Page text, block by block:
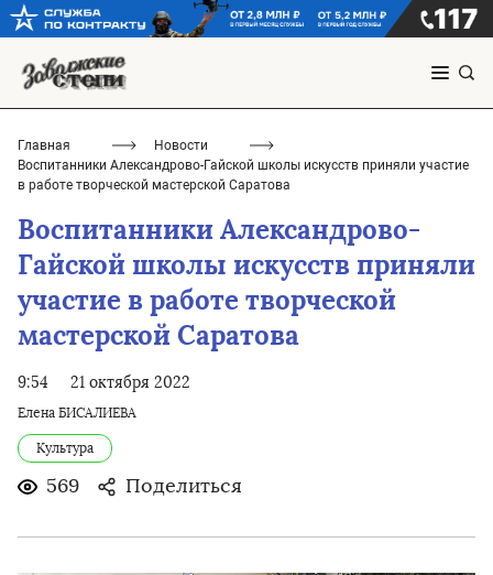
Главная
Новости
Воспитанники Александрово-Гайской школы искусств приняли участие
в работе творческой мастерской Саратова
Воспитанники Александрово-
Гайской школы искусств приняли
участие в работе творческой
мастерской Саратова
9:54 21 октября 2022
Елена БИСАЛИЕВА
Культура
569 Поделиться